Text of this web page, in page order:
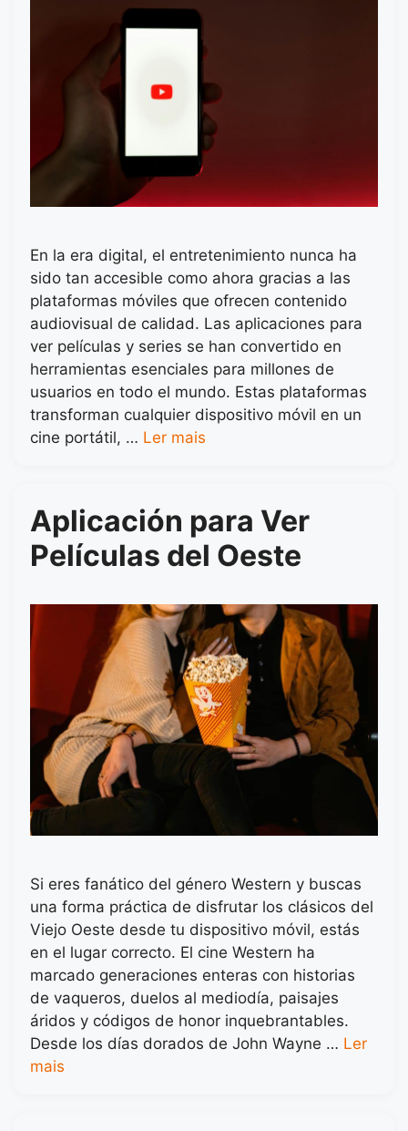
En la era digital, el entretenimiento nunca ha
sido tan accesible como ahora gracias a las
plataformas móviles que ofrecen contenido
audiovisual de calidad. Las aplicaciones para
ver películas y series se han convertido en
herramientas esenciales para millones de
usuarios en todo el mundo. Estas plataformas
transforman cualquier dispositivo móvil en un
cine portátil, … Ler mais
Aplicación para Ver
Películas del Oeste
Si eres fanático del género Western y buscas
una forma práctica de disfrutar los clásicos del
Viejo Oeste desde tu dispositivo móvil, estás
en el lugar correcto. El cine Western ha
marcado generaciones enteras con historias
de vaqueros, duelos al mediodía, paisajes
áridos y códigos de honor inquebrantables.
Desde los días dorados de John Wayne … Ler
mais